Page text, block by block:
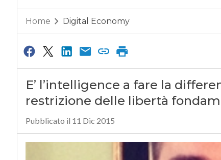
Home Digital Economy
E’ l’intelligence a fare la
restrizione delle libertà
Pubblicato il 11 Dic 2015